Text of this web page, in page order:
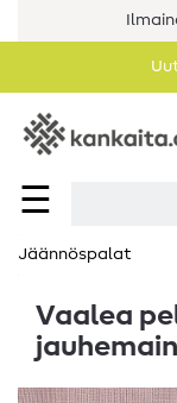
☰
Jäännöspalat
Vaalea